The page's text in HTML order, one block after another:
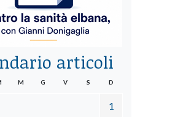
articoli
M G V S D
1